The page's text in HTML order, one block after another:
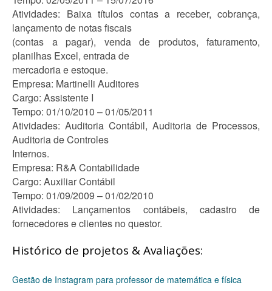
Atividades: Baixa títulos contas a receber, cobrança,
lançamento de notas fiscais
(contas a pagar), venda de produtos, faturamento,
planilhas Excel, entrada de
mercadoria e estoque.
Empresa: Martinelli Auditores
Cargo: Assistente I
Tempo: 01/10/2010 – 01/05/2011
Atividades: Auditoria Contábil, Auditoria de Processos,
Auditoria de Controles
Internos.
Empresa: R&A Contabilidade
Cargo: Auxiliar Contábil
Tempo: 01/09/2009 – 01/02/2010
Atividades: Lançamentos contábeis, cadastro de
fornecedores e clientes no questor.
Histórico de projetos & Avaliações:
Gestão de Instagram para professor de matemática e física